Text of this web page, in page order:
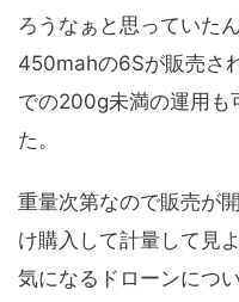
ろうなぁと思っていた
450mahの6Sが販売さ
での200g未満の運用も
た。
重量次第なので販売が
け購入して計量して見
気になるドローンにつ